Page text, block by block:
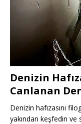
Denizin
Canlanan
Denizin hafızasını
yakından keşfedin ve